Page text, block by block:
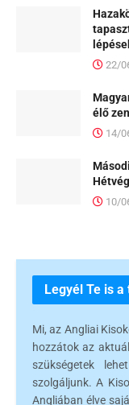
22/
élő
14/
10/
Legyél Te is
Mi, az Angliai
hozzátok az
szükségetek
szolgáljunk. A
Angliában élve